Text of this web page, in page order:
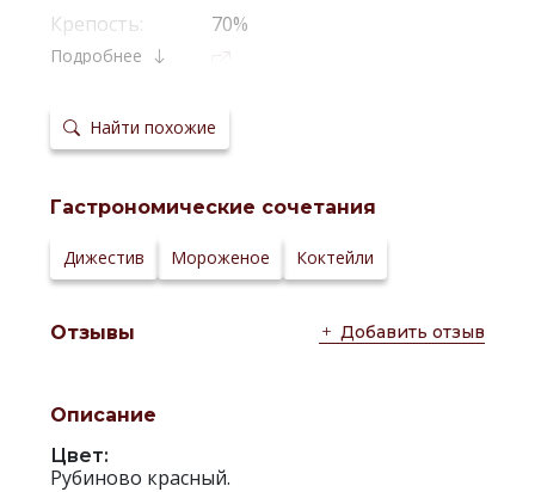
Крепость:
70%
Сайт
Подробнее
Найти похожие
Гастрономические сочетания
Дижестив Мороженое Коктейли
Отзывы Добавить отзыв
Описание
Цвет:
Рубиново красный.